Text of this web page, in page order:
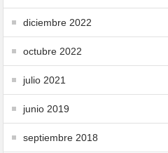
diciembre 2022
octubre 2022
julio 2021
junio 2019
septiembre 2018